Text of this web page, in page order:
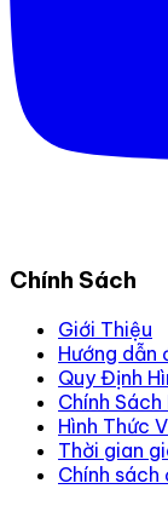
Chính Sách
Giới Thiệu
Hướng dẫn
Quy Định
Chính
Hình Thức
Thời gian
Chính